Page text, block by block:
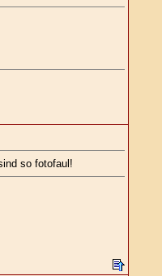
so fotofaul!